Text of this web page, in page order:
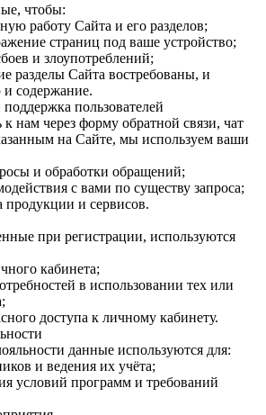
чтобы:
работу Сайта и его разделов;
страниц под ваше устройство;
и злоупотреблений;
разделы Сайта востребованы, и
содержание.
пользователей
нам через форму обратной связи, чат
на Сайте, мы используем ваши
и обработки обращений;
с вами по существу запроса;
продукции и сервисов.
при регистрации, используются
кабинета;
в использовании тех или
доступа к личному кабинету.
данные используются для:
и ведения их учёта;
условий программ и требований